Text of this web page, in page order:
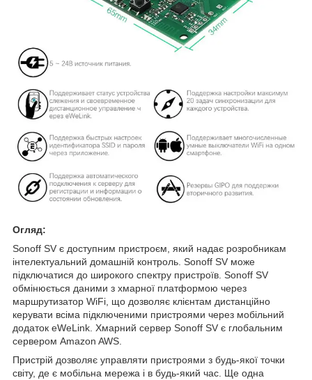
Огляд:
Sonoff SV є доступним пристроєм, який надає розробникам
інтелектуальний домашній контроль. Sonoff SV може
підключатися до широкого спектру пристроїв. Sonoff SV
обмінюється даними з хмарної платформою через
маршрутизатор WiFi, що дозволяє клієнтам дистанційно
керувати всіма підключеними пристроями через мобільний
додаток eWeLink. Хмарний сервер Sonoff SV є глобальним
сервером Amazon AWS.
Пристрій дозволяє управляти пристроями з будь-якої точки
світу, де є мобільна мережа і в будь-який час. Ще одна